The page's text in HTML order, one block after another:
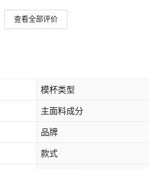
查看全部评价
模杯类型
主面料成分
品牌
款式